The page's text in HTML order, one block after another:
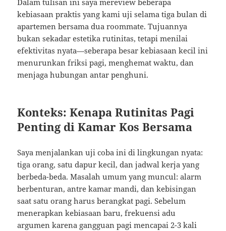
Dalam tulisan ini saya mereview beberapa
kebiasaan praktis yang kami uji selama tiga bulan di
apartemen bersama dua roommate. Tujuannya
bukan sekadar estetika rutinitas, tetapi menilai
efektivitas nyata—seberapa besar kebiasaan kecil ini
menurunkan friksi pagi, menghemat waktu, dan
menjaga hubungan antar penghuni.
Konteks: Kenapa Rutinitas Pagi
Penting di Kamar Kos Bersama
Saya menjalankan uji coba ini di lingkungan nyata:
tiga orang, satu dapur kecil, dan jadwal kerja yang
berbeda-beda. Masalah umum yang muncul: alarm
berbenturan, antre kamar mandi, dan kebisingan
saat satu orang harus berangkat pagi. Sebelum
menerapkan kebiasaan baru, frekuensi adu
argumen karena gangguan pagi mencapai 2-3 kali